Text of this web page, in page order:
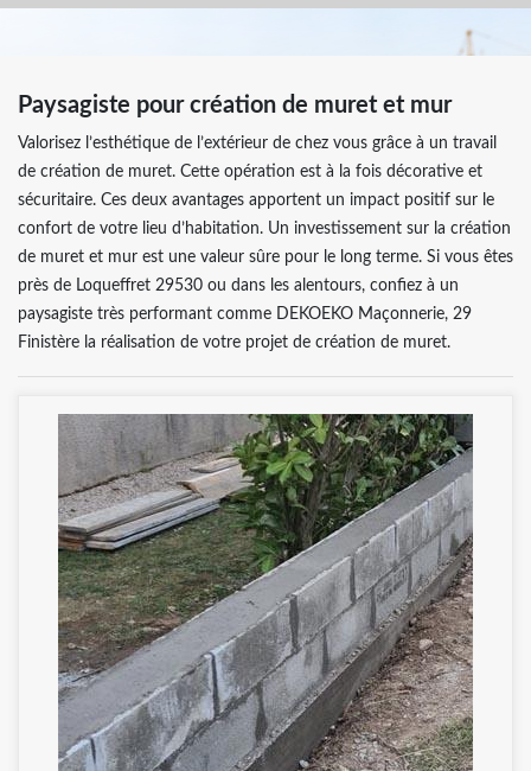
Paysagiste pour création de muret et mur
Valorisez l’esthétique de l’extérieur de chez vous grâce à un travail
de création de muret. Cette opération est à la fois décorative et
sécuritaire. Ces deux avantages apportent un impact positif sur le
confort de votre lieu d’habitation. Un investissement sur la création
de muret et mur est une valeur sûre pour le long terme. Si vous êtes
près de Loqueffret 29530 ou dans les alentours, confiez à un
paysagiste très performant comme DEKOEKO Maçonnerie, 29
Finistère la réalisation de votre projet de création de muret.